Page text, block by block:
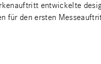
entwickelte
für den ersten